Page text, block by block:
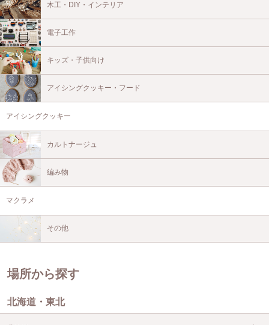
木工・DIY・インテリア
電子工作
キッズ・子供向け
アイシングクッキー・フード
アイシングクッキー
カルトナージュ
編み物
マクラメ
その他
場所から探す
北海道・東北